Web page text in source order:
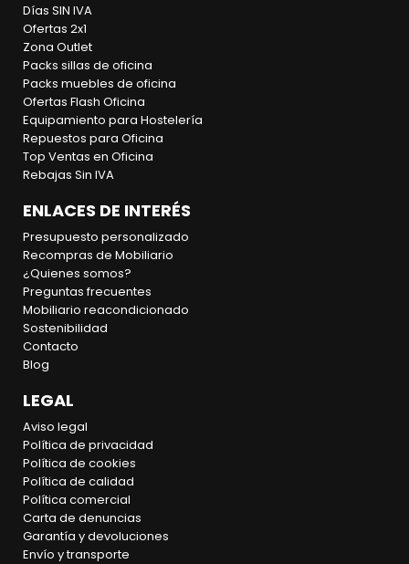
Días SIN IVA
Ofertas 2x1
Zona Outlet
Packs sillas de oficina
Packs muebles de oficina
Ofertas Flash Oficina
Equipamiento para Hostelería
Repuestos para Oficina
Top Ventas en Oficina
Rebajas Sin IVA
ENLACES DE INTERÉS
Presupuesto personalizado
Recompras de Mobiliario
¿Quienes somos?
Preguntas frecuentes
Mobiliario reacondicionado
Sostenibilidad
Contacto
Blog
LEGAL
Aviso legal
Política de privacidad
Política de cookies
Política de calidad
Política comercial
Carta de denuncias
Garantía y devoluciones
Envío y transporte